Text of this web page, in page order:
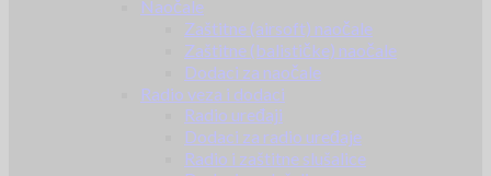
Naočale
Zaštitne (airsoft) naočale
Zaštitne (balističke) naočale
Dodaci za naočale
Radio veza i dodaci
Radio uređaji
Dodaci za radio uređaje
Radio i zaštitne slušalice